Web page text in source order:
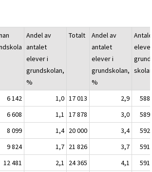
Andel av
antalet
elever i
grundskolan,
%
Totalt
Andel av
antalet
elever i
grundskolan,
%
Antalet
elever i
grund-
skolan
6 142 1,0 17 013 2,9
588
6 608 1,1 17 878 3,0
589
8 099 1,4 20 000 3,4
592
9 824 1,7 21 826 3,7
591
12 481 2,1 24 365 4,1
591